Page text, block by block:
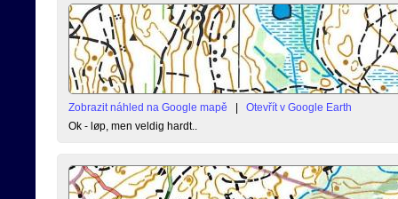
Zobrazit náhled na Google mapě |
Otevřít v Google Earth
Ok - løp, men veldig hardt..